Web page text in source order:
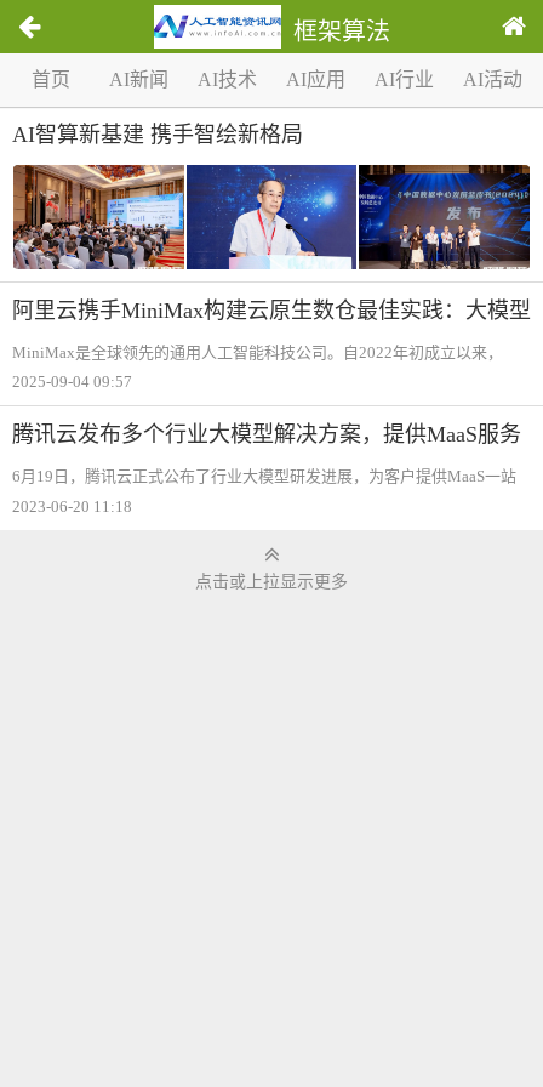
框架算法
首页 AI新闻 AI技术 AI应用 AI行业 AI活动
1/0
AI智算新基建 携手智绘新格局
阿里云携手MiniMax构建云原生数仓最佳实践：大模型
时代的 Data + AI 数据处理平台
MiniMax是全球领先的通用人工智能科技公司。自2022年初成立以来，
MiniMax以“与所有人共创智能“为使命，致力于推动人工智能科技前沿发
模型，包括MiniM
2025-09-04 09:57
腾讯云发布多个行业大模型解决方案，提供MaaS服务
6月19日，腾讯云正式公布了行业大模型研发进展，为客户提供MaaS一站
式服务，帮助客户生成专属大模型和提供相关应用。据了解，腾讯云全新
2023-06-20 11:18
点击或上拉显示更多